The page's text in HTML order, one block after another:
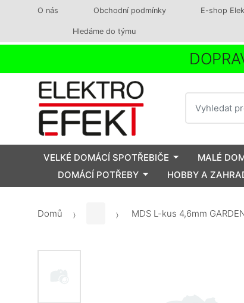
O nás Obchodní podmínky E-shop
Hledáme do týmu
VELKÉ DOMÁCÍ SPOTŘEBIČE MALÉ
DOMÁCÍ POTŘEBY
HOBBY A
Domů MDS L-kus 4,6mm